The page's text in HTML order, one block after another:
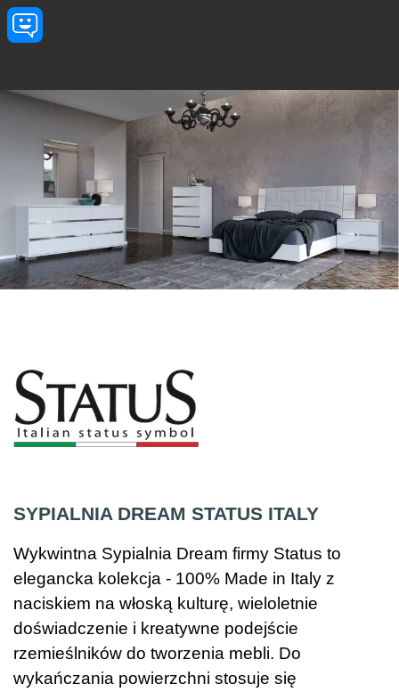
Przejdź do treści
SYPIALNIA DREAM STATUS ITALY
Wykwintna Sypialnia Dream firmy Status to
elegancka kolekcja - 100% Made in Italy z
naciskiem na włoską kulturę, wieloletnie
doświadczenie i kreatywne podejście
rzemieślników do tworzenia mebli. Do
wykańczania powierzchni stosuje się